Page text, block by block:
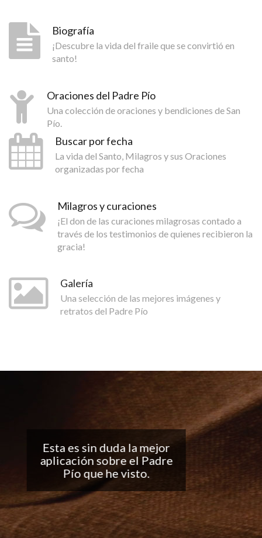
Biografía
¡Descubre la vida del fraile que se convirtió en
santo!
Oraciones del Padre Pío
Una colección de oraciones y bendiciones de San
Pío.
Buscar por fecha
La vida del Santo, Milagros y sus Oraciones
organizadas por fecha
Milagros y curaciones
¡El don de las curaciones milagrosas contado a
través de los testimonios de quienes recibieron la
gracia!
Galería
Una selección de las mejores imágenes y
retratos del Padre Pío
Buena aplicación, me
encantan las
notificaciones todos los
días... ¡Sigan con el buen
trabajo!